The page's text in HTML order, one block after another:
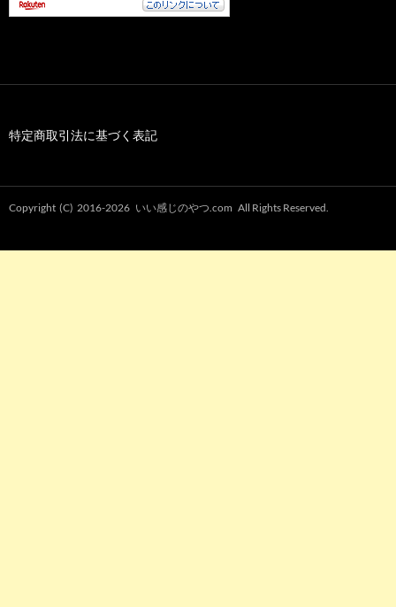
特定商取引法に基づく表記
Copyright (C) 2016-2026 いい感じのやつ.com All Rights Reserved.